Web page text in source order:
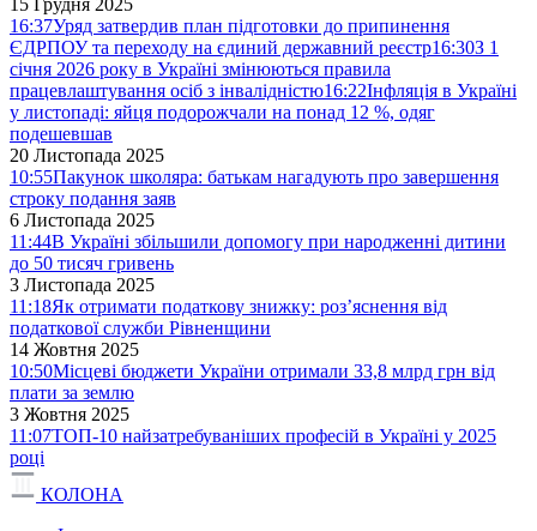
15 Грудня 2025
16:37Уряд затвердив план підготовки до припинення
ЄДРПОУ та переходу на єдиний державний реєстр16:30З 1
січня 2026 року в Україні змінюються правила
працевлаштування осіб з інвалідністю16:22Інфляція в Україні
у листопаді: яйця подорожчали на понад 12 %, одяг
подешевшав
20 Листопада 2025
10:55Пакунок школяра: батькам нагадують про завершення
строку подання заяв
6 Листопада 2025
11:44В Україні збільшили допомогу при народженні дитини
до 50 тисяч гривень
3 Листопада 2025
11:18Як отримати податкову знижку: роз’яснення від
податкової служби Рівненщини
14 Жовтня 2025
10:50Місцеві бюджети України отримали 33,8 млрд грн від
плати за землю
3 Жовтня 2025
11:07ТОП-10 найзатребуваніших професій в Україні у 2025
році
КОЛОНА